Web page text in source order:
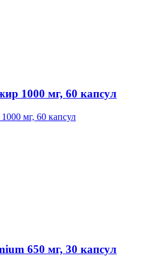
1000 мг, 60 капсул
650 мг, 30 капсул